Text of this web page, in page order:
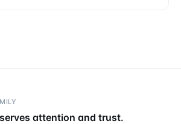
attention and trust.